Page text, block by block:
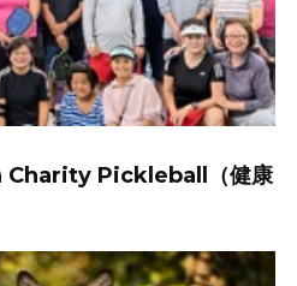
Charity Pickleball（健康